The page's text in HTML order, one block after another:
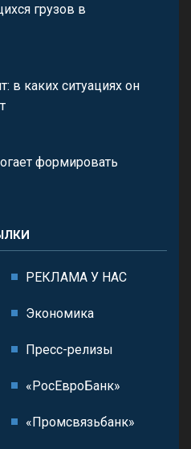
грузов в
в каких ситуациях он
формировать
РЕКЛАМА У НАС
Экономика
Пресс-релизы
«РосЕвроБанк»
«Промсвязьбанк»